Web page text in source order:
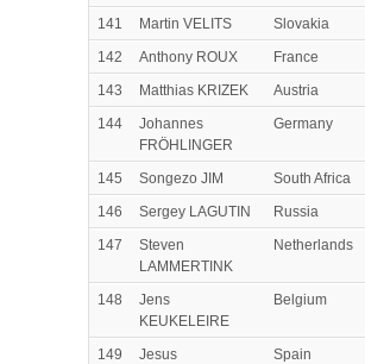
141
Martin VELITS Slovakia
142
Anthony ROUX France
143
Matthias KRIZEK Austria
144
Johannes
FRÖHLINGER
Germany
145 Songezo JIM South Africa
146
Sergey LAGUTIN Russia
147
Steven
LAMMERTINK
Netherlands
148
Jens
KEUKELEIRE
Belgium
149
Jesus
Spain